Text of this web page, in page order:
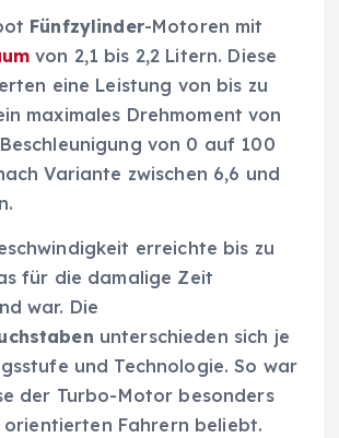
Fünfzylinder-Motoren mit
von 2,1 bis 2,2 Litern. Diese
eine Leistung von bis zu
maximales Drehmoment von
von 0 auf 100
Variante zwischen 6,6 und
erreichte bis zu
für die damalige Zeit
war. Die
unterschieden sich je
und Technologie. So war
der Turbo-Motor besonders
Fahrern beliebt.